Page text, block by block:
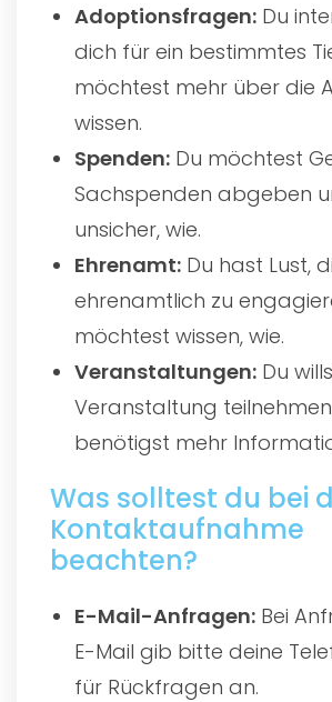
Adoptionsfragen: Du
dich für ein bestimmtes
möchtest mehr über die
wissen.
Spenden: Du möchtest
Sachspenden abgeben
unsicher, wie.
Ehrenamt: Du hast Lust,
ehrenamtlich zu
möchtest wissen, wie.
Veranstaltungen: Du
Veranstaltung
benötigst mehr
Was solltest du bei
Kontaktaufnahme
beachten?
E-Mail-Anfragen: Bei
E-Mail gib bitte deine
für Rückfragen an.